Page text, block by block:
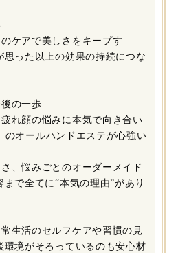
ケアで美しさをキープす
思った以上の効果の持続につな
の一歩
れ顔の悩みに本気で向き合い
のオールハンドエステが心強い
、悩みごとのオーダーメイド
で全てに“本気の理由”があり
生活のセルフケアや習慣の見
環境がそろっているのも安心材